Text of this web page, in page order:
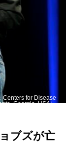
Centers for Disease
Georgia, USA）
ブズが亡